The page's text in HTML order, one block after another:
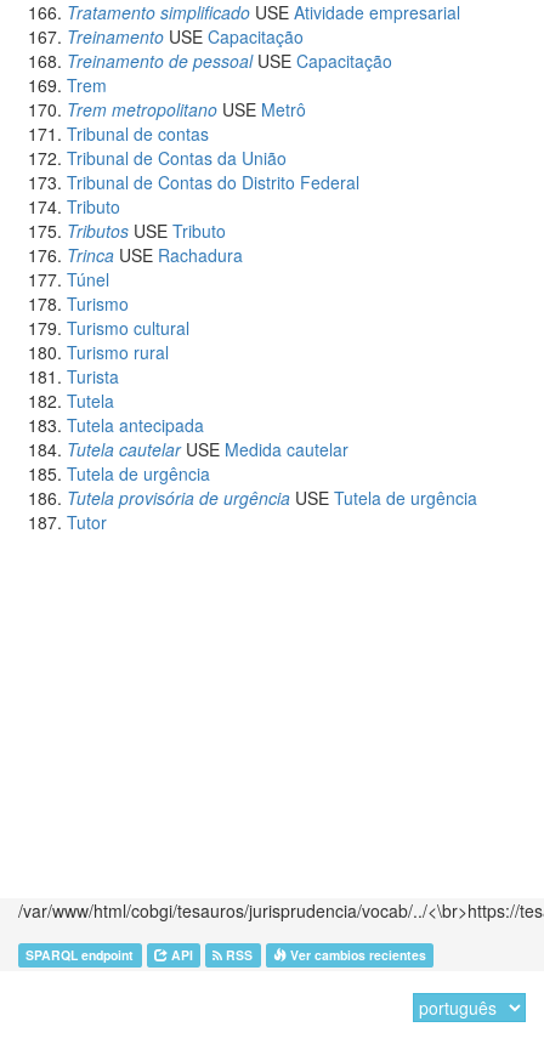
Tratamento simplificado USE Atividade empresarial
Treinamento USE Capacitação
Treinamento de pessoalUSE Capacitação
Trem
Trem metropolitano USE Metrô
Tribunal de contas
Tribunal de Contas da União
Tribunal de Contas do Distrito Federal
Tributo
Tributos USE Tributo
Trinca USE Rachadura
Túnel
Turismo
Turismo cultural
Turismo rural
Turista
Tutela
Tutela antecipada
Tutela cautelarUSE Medida cautelar
Tutela de urgência
Tutela provisória de urgência USE Tutela de urgência
Tutor
/var/www/html/cobgi/tesauros/jurisprudencia/vocab/../<\br>https://
SPARQL endpoint API RSS Ver cambios recientes